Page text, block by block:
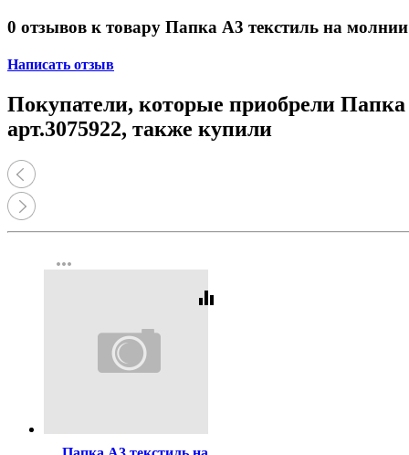
0 отзывов к товару Папка А3 текстиль на
Написать отзыв
Покупатели, которые приобрели
арт.3075922, также купили
more_horiz
equalizer